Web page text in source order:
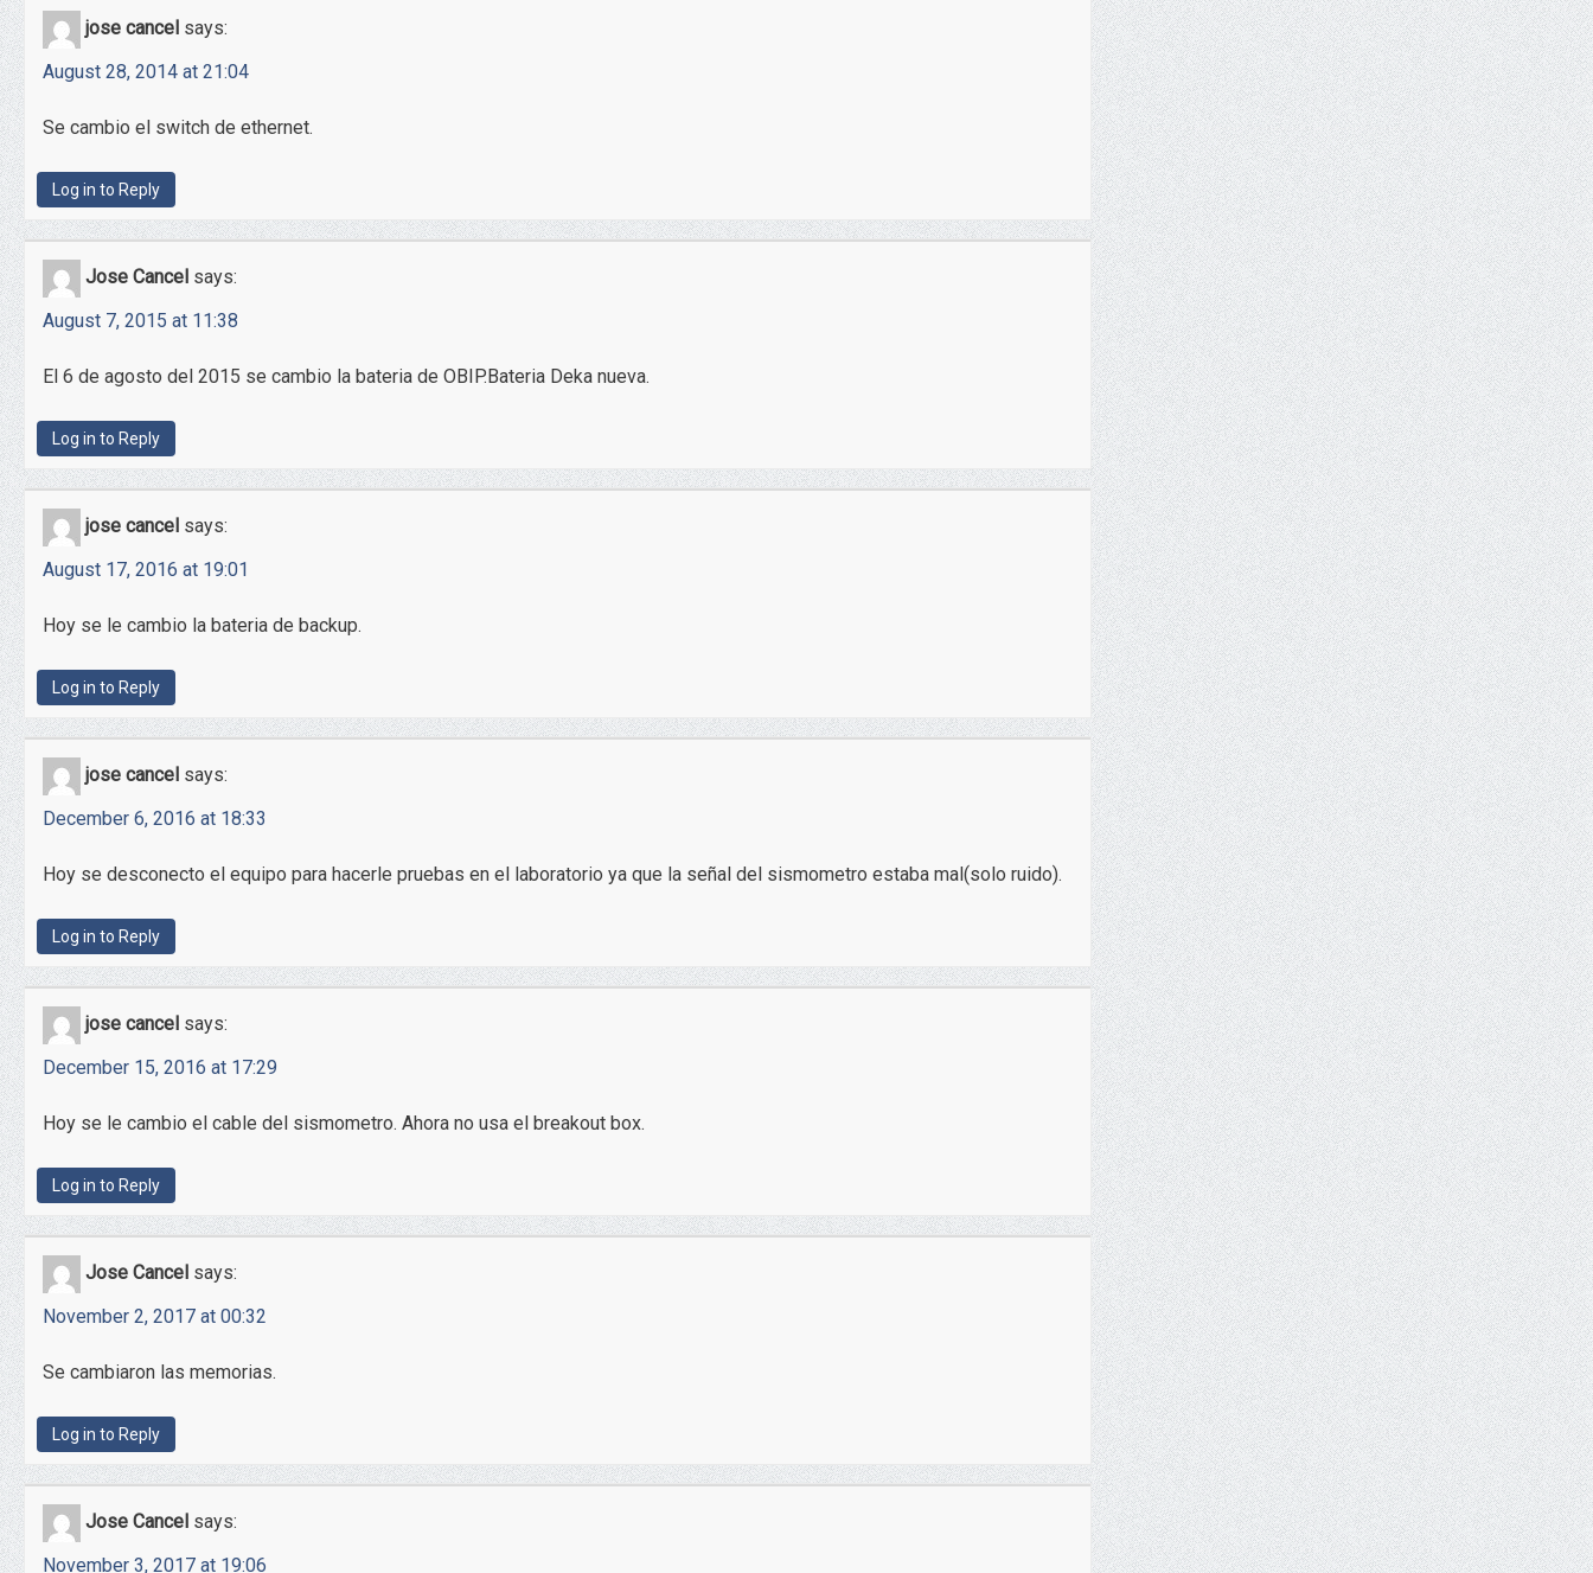
jose cancel says:
August 28, 2014 at 21:04
Se cambio el switch de ethernet.
Log in to Reply
Jose Cancel says:
August 7, 2015 at 11:38
El 6 de agosto del 2015 se cambio la bateria de OBIP.Bateria Deka nueva.
Log in to Reply
jose cancel says:
August 17, 2016 at 19:01
Hoy se le cambio la bateria de backup.
Log in to Reply
jose cancel says:
December 6, 2016 at 18:33
Hoy se desconecto el equipo para hacerle pruebas en el laboratorio ya que la señal del sismometro estaba mal(solo ruido).
Log in to Reply
jose cancel says:
December 15, 2016 at 17:29
Hoy se le cambio el cable del sismometro. Ahora no usa el breakout box.
Log in to Reply
Jose Cancel says:
November 2, 2017 at 00:32
Se cambiaron las memorias.
Log in to Reply
Jose Cancel says:
November 3, 2017 at 19:06